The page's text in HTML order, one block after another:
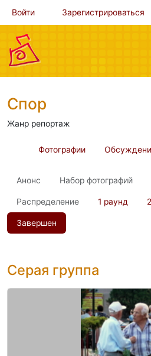
Войти Зарегистрироваться
Спор
Жанр репортаж
Фотографии
Анонс Набор фотографий
Распределение 1 раунд
Завершен
Серая группа